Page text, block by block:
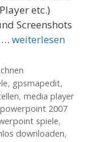
etc.)
Screenshots
… weiterlesen
, gpsmapedit,
, media player
powerpoint 2007
spiele,
downloaden,